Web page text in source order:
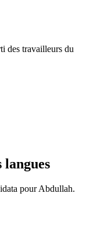
des travailleurs du
pourAbdullah.